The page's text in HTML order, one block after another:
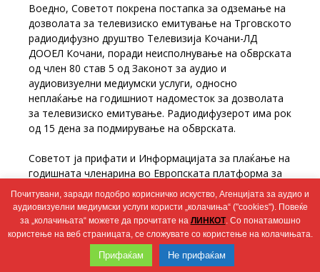
Воедно, Советот покрена постапка за одземање на
дозволата за телевизиско емитување на Трговското
радиодифузно друштво Телевизија Кочани-ЛД
ДООЕЛ Кочани, поради неисполнување на обврската
од член 80 став 5 од Законот за аудио и
аудиовизуелни медиумски услуги, односно
неплаќање на годишниот надоместок за дозволата
за телевизиско емитување. Радиодифузерот има рок
од 15 дена за подмирување на обврската.
Советот ја прифати и Информацијата за плаќање на
годишната членарина во Европската платформа за
регулаторни тела (ЕПРА) за 2026 година.
2026 © Агенција за аудио и аудиовизуелни медиумски услуги
Почитувани, заради подобро корисничко искуство, Агенцијата за аудио и
аудиовизуелни медиумски услуги користи „колачиња“ ("cookies"). Повеќе
за „колачињата“ можете да прочитате на ЛИНКОТ. Со понатамошно
користење на веб страницата, се сложувате со користење на колачињата.
Прифаќам Не прифаќам